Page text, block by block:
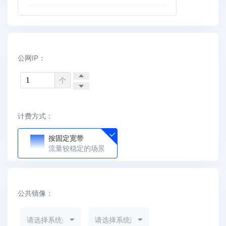
公网IP：
个
计费方式：
按固定宽带
流量较稳定的场景
公共镜像：
请选择系统类别 请选择系统版本